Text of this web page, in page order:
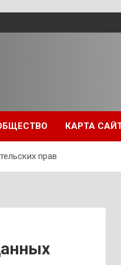
КАРТА
прав